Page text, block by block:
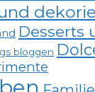
Desserts
bloggen